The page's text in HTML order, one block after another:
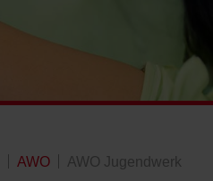
AWO AWO Jugendwerk